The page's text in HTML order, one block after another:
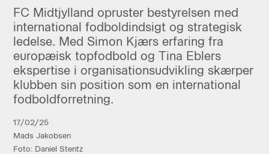
FC Midtjylland opruster bestyrelsen med
international fodboldindsigt og strategisk
ledelse. Med Simon Kjærs erfaring fra
europæisk topfodbold og Tina Eblers
ekspertise i organisationsudvikling skærper
klubben sin position som en international
fodboldforretning.
17/02/25
Mads Jakobsen
Foto: Daniel Stentz